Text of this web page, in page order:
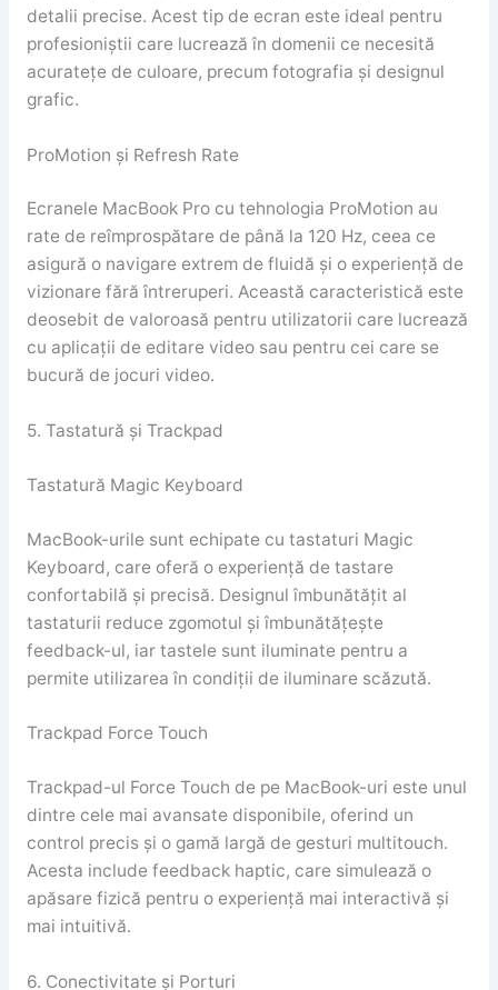
detalii precise. Acest tip de ecran este ideal pentru
profesioniștii care lucrează în domenii ce necesită
acuratețe de culoare, precum fotografia și designul
grafic.
ProMotion și Refresh Rate
Ecranele MacBook Pro cu tehnologia ProMotion au
rate de reîmprospătare de până la 120 Hz, ceea ce
asigură o navigare extrem de fluidă și o experiență de
vizionare fără întreruperi. Această caracteristică este
deosebit de valoroasă pentru utilizatorii care lucrează
cu aplicații de editare video sau pentru cei care se
bucură de jocuri video.
5. Tastatură și Trackpad
Tastatură Magic Keyboard
MacBook-urile sunt echipate cu tastaturi Magic
Keyboard, care oferă o experiență de tastare
confortabilă și precisă. Designul îmbunătățit al
tastaturii reduce zgomotul și îmbunătățește
feedback-ul, iar tastele sunt iluminate pentru a
permite utilizarea în condiții de iluminare scăzută.
Trackpad Force Touch
Trackpad-ul Force Touch de pe MacBook-uri este unul
dintre cele mai avansate disponibile, oferind un
control precis și o gamă largă de gesturi multitouch.
Acesta include feedback haptic, care simulează o
apăsare fizică pentru o experiență mai interactivă și
mai intuitivă.
6. Conectivitate și Porturi